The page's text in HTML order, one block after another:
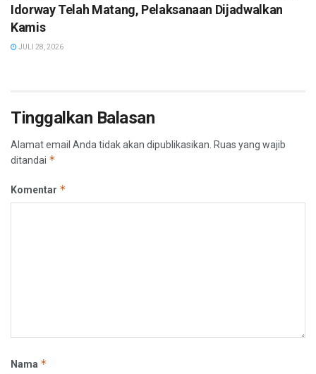
Idorway Telah Matang, Pelaksanaan Dijadwalkan
Kamis
JULI 28, 2026
Tinggalkan Balasan
Alamat email Anda tidak akan dipublikasikan. Ruas yang wajib
ditandai *
Komentar *
Nama *